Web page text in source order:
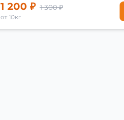
1 200 ₽ 1 300 ₽
от 10кг